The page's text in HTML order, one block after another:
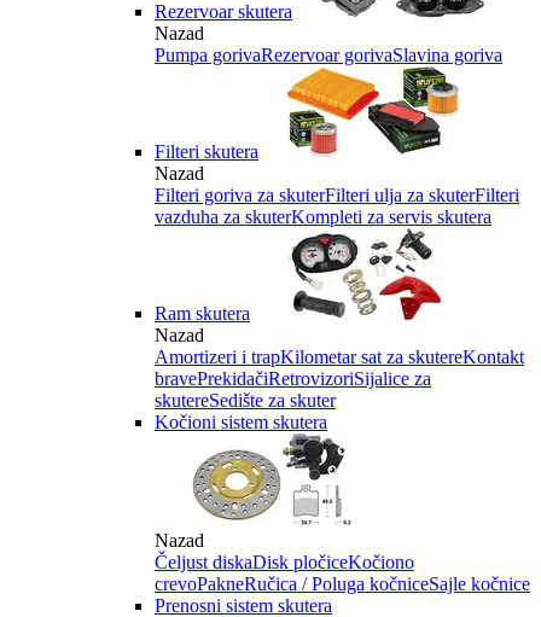
Rezervoar skutera
Nazad
Pumpa gorivaRezervoar gorivaSlavina goriva
Filteri skutera
Nazad
Filteri goriva za skuterFilteri ulja za skuterFilteri
vazduha za skuterKompleti za servis skutera
Ram skutera
Nazad
Amortizeri i trapKilometar sat za skutereKontakt
bravePrekidačiRetrovizoriSijalice za
skutereSedište za skuter
Kočioni sistem skutera
Nazad
Čeljust diskaDisk pločiceKočiono
crevoPakneRučica / Poluga kočniceSajle kočnice
Prenosni sistem skutera